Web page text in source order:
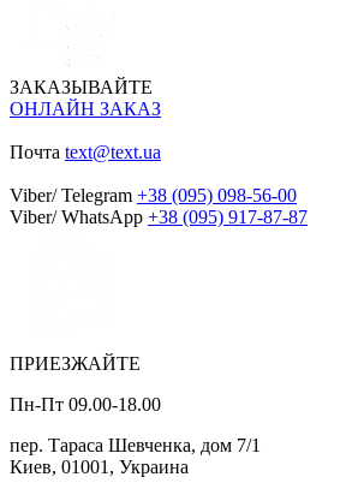
ЗАКАЗЫВАЙТЕ
ОНЛАЙН ЗАКАЗ
Почта text@text.ua
Viber/ Telegram +38 (095) 098-56-00
Viber/ WhatsApp +38 (095) 917-87-87
ПРИЕЗЖАЙТЕ
Пн-Пт 09.00-18.00
пер. Тараса Шевченка, дом 7/1
Киев, 01001, Украина